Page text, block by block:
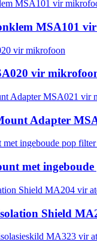
MSA101
vir
Adapter
met
Shield